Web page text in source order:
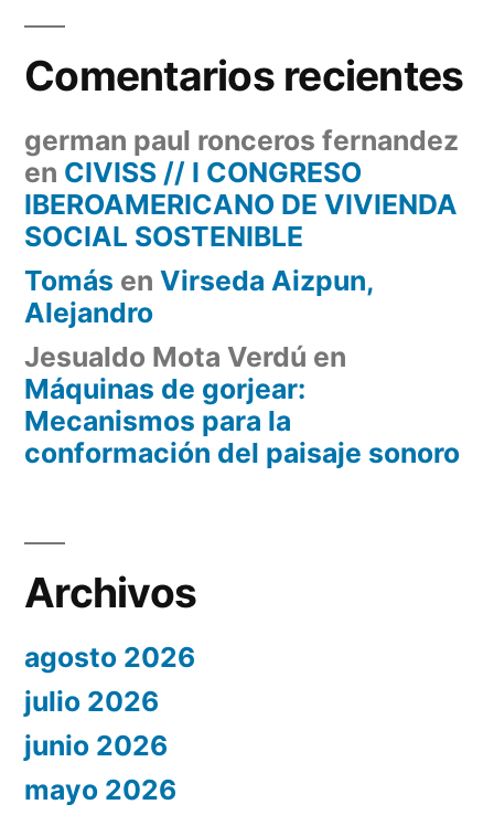
Comentarios recientes
german paul ronceros fernandez
en CIVISS // I CONGRESO
IBEROAMERICANO DE VIVIENDA
SOCIAL SOSTENIBLE
Tomás en Virseda Aizpun,
Alejandro
Jesualdo Mota Verdú en
Máquinas de gorjear:
Mecanismos para la
conformación del paisaje sonoro
Archivos
agosto 2026
julio 2026
junio 2026
mayo 2026